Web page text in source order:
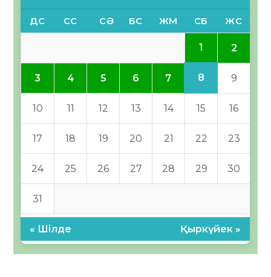
ДС СС СӘ БС ЖМ СБ ЖС
1 2
3 4 5 6 7 8 9
10 11 12 13 14 15 16
17 18 19 20 21 22 23
24 25 26 27 28 29 30
31
« Шілде Қыркүйек »